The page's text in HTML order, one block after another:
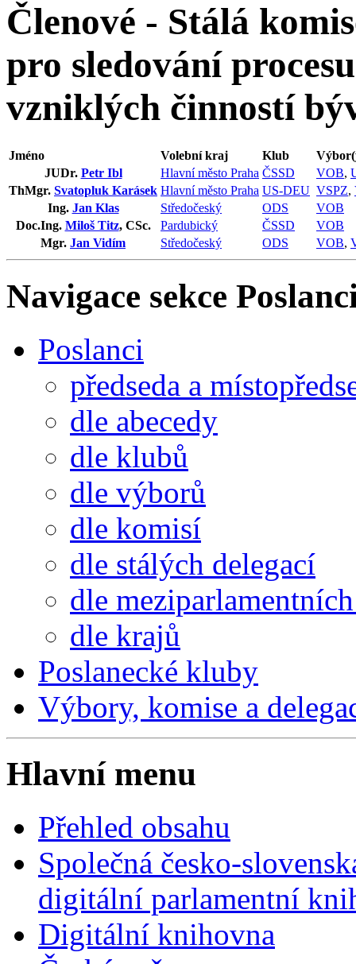
Členové - Stálá
pro sledování
vzniklých činností
Jméno Volební kraj Klub
JUDr. Petr Ibl Hlavní město Praha ČSSD VOB,
ThMgr. Svatopluk Karásek Hlavní město Praha US-DEU VSPZ,
Ing. Jan Klas Středočeský ODS
VOB
Doc.Ing. Miloš Titz, CSc. Pardubický ČSSD
VOB
Mgr. Jan Vidím Středočeský ODS VOB,
Navigace sekce
Poslanci
předseda a
dle abecedy
dle klubů
dle výborů
dle komisí
dle stálých delegací
dle
dle krajů
Poslanecké kluby
Výbory, komise a
Hlavní menu
Přehled obsahu
Společná česko-
digitální parlamentní
Digitální knihovna